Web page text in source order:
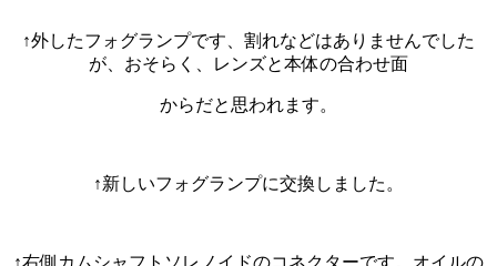
↑外したフォグランプです、割れなどはありませんでした
が、おそらく、レンズと本体の合わせ面
からだと思われます。
↑新しいフォグランプに交換しました。
↑右側カムシャフトソレノイドのコネクターです。オイルの